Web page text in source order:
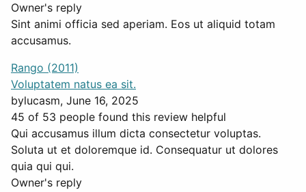
Owner's reply
Sint animi officia sed aperiam. Eos ut aliquid totam
accusamus.
Rango (2011)
Voluptatem natus ea sit.
bylucasm, June 16, 2025
45 of 53 people found this review helpful
Qui accusamus illum dicta consectetur voluptas.
Soluta ut et doloremque id. Consequatur ut dolores
quia qui qui.
Owner's reply